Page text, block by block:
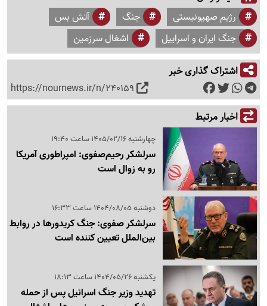
رژیم صهیونیستی جنگ
آتش بس
جنگ ایران و اسراییل
اشغال سرزمین
اشتراک گذاری خبر
https://nournews.ir/n/240159
اخبار مرتبط
چهارشنبه 1405/02/16 ساعت 19:40
سرلشکر رحیم‌صفوی: امپراطوری آمریکا
رو به زوال است
دوشنبه 1404/08/05 ساعت 16:33
سرلشکر صفوی: جنگ کریدورها در روابط
بین‌الملل تعیین کننده است
یکشنبه 1404/05/26 ساعت 18:13
تهدید وزیر جنگ اسرائیل پس از حمله